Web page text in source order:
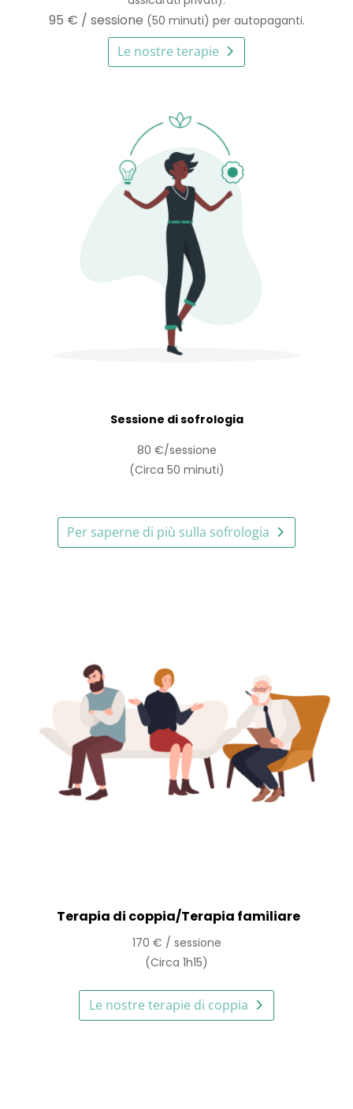
95 € / sessione (50 minuti) per autopaganti.
Le nostre terapie
Sessione di sofrologia
80 €/sessione
(Circa 50 minuti)
Per saperne di più sulla sofrologia
Terapia di coppia/Terapia familiare
170 € / sessione
(Circa 1h15)
Le nostre terapie di coppia